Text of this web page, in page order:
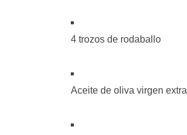
4 trozos de rodaballo
Aceite de oliva virgen extra